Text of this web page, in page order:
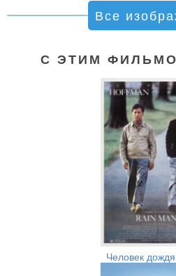
Все
С ЭТИМ
Человек